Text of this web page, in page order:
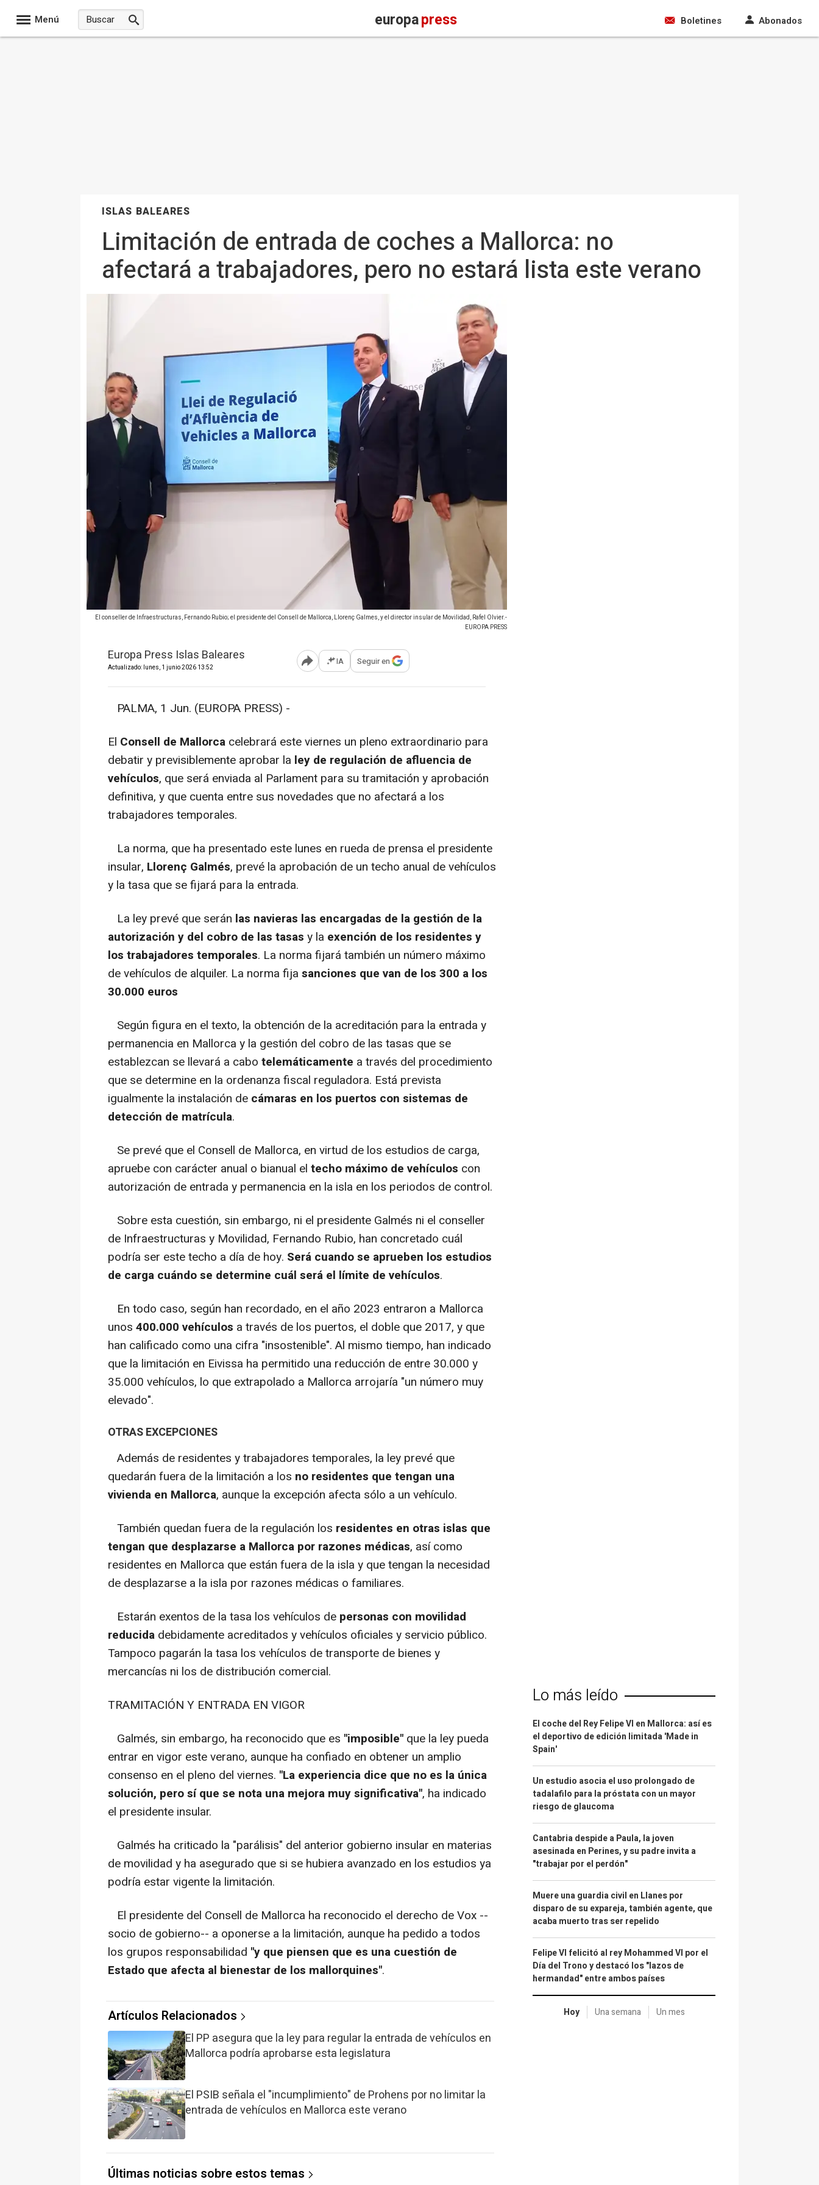
Menú europapress Boletines Abonados
ISLAS BALEARES
Limitación de entrada de coches a Mallorca: no
afectará a trabajadores, pero no estará lista este verano
El conseller de Infraestructuras, Fernando Rubio; el presidente del Consell de Mallorca, Llorenç Galmes, y el director insular de Movilidad, Rafel Olvier.-
EUROPA PRESS
Europa Press Islas Baleares
Actualizado: lunes, 1 junio 2026 13:52 Abrir opciones para compartir
IA Seguir en
PALMA, 1 Jun. (EUROPA PRESS) -
El Consell de Mallorca celebrará este viernes un pleno extraordinario para
debatir y previsiblemente aprobar la ley de regulación de afluencia de
vehículos, que será enviada al Parlament para su tramitación y aprobación
definitiva, y que cuenta entre sus novedades que no afectará a los
trabajadores temporales.
La norma, que ha presentado este lunes en rueda de prensa el presidente
insular, Llorenç Galmés, prevé la aprobación de un techo anual de vehículos
y la tasa que se fijará para la entrada.
La ley prevé que serán las navieras las encargadas de la gestión de la
autorización y del cobro de las tasas y la exención de los residentes y
los trabajadores temporales. La norma fijará también un número máximo
de vehículos de alquiler. La norma fija sanciones que van de los 300 a los
30.000 euros
Según figura en el texto, la obtención de la acreditación para la entrada y
permanencia en Mallorca y la gestión del cobro de las tasas que se
establezcan se llevará a cabo telemáticamente a través del procedimiento
que se determine en la ordenanza fiscal reguladora. Está prevista
igualmente la instalación de cámaras en los puertos con sistemas de
detección de matrícula.
Se prevé que el Consell de Mallorca, en virtud de los estudios de carga,
apruebe con carácter anual o bianual el techo máximo de vehículos con
autorización de entrada y permanencia en la isla en los periodos de control.
Sobre esta cuestión, sin embargo, ni el presidente Galmés ni el conseller
de Infraestructuras y Movilidad, Fernando Rubio, han concretado cuál
podría ser este techo a día de hoy. Será cuando se aprueben los estudios
de carga cuándo se determine cuál será el límite de vehículos.
En todo caso, según han recordado, en el año 2023 entraron a Mallorca
unos 400.000 vehículos a través de los puertos, el doble que 2017, y que
han calificado como una cifra "insostenible". Al mismo tiempo, han indicado
que la limitación en Eivissa ha permitido una reducción de entre 30.000 y
35.000 vehículos, lo que extrapolado a Mallorca arrojaría "un número muy
elevado".
OTRAS EXCEPCIONES
Además de residentes y trabajadores temporales, la ley prevé que
quedarán fuera de la limitación a los no residentes que tengan una
vivienda en Mallorca, aunque la excepción afecta sólo a un vehículo.
También quedan fuera de la regulación los residentes en otras islas que
tengan que desplazarse a Mallorca por razones médicas, así como
residentes en Mallorca que están fuera de la isla y que tengan la necesidad
de desplazarse a la isla por razones médicas o familiares.
Estarán exentos de la tasa los vehículos de personas con movilidad
reducida debidamente acreditados y vehículos oficiales y servicio público.
Tampoco pagarán la tasa los vehículos de transporte de bienes y
mercancías ni los de distribución comercial.
TRAMITACIÓN Y ENTRADA EN VIGOR
Galmés, sin embargo, ha reconocido que es "imposible" que la ley pueda
entrar en vigor este verano, aunque ha confiado en obtener un amplio
consenso en el pleno del viernes. "La experiencia dice que no es la única
solución, pero sí que se nota una mejora muy significativa", ha indicado
el presidente insular.
Galmés ha criticado la "parálisis" del anterior gobierno insular en materias
de movilidad y ha asegurado que si se hubiera avanzado en los estudios ya
podría estar vigente la limitación.
El presidente del Consell de Mallorca ha reconocido el derecho de Vox --
socio de gobierno-- a oponerse a la limitación, aunque ha pedido a todos
los grupos responsabilidad "y que piensen que es una cuestión de
Estado que afecta al bienestar de los mallorquines".
Artículos Relacionados
El PP asegura que la ley para regular la entrada de vehículos en
Mallorca podría aprobarse esta legislatura
El PSIB señala el "incumplimiento" de Prohens por no limitar la
entrada de vehículos en Mallorca este verano
Últimas noticias sobre estos temas
Lo más leído
El coche del Rey Felipe VI en Mallorca: así es
el deportivo de edición limitada 'Made in
Spain'
Un estudio asocia el uso prolongado de
tadalafilo para la próstata con un mayor
riesgo de glaucoma
Cantabria despide a Paula, la joven
asesinada en Perines, y su padre invita a
"trabajar por el perdón"
Muere una guardia civil en Llanes por
disparo de su expareja, también agente, que
acaba muerto tras ser repelido
Felipe VI felicitó al rey Mohammed VI por el
Día del Trono y destacó los "lazos de
hermandad" entre ambos países
Hoy Una semana Un mes